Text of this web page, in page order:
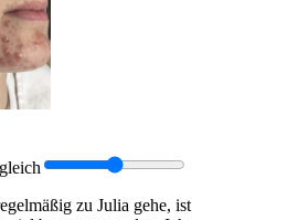
zu Julia gehe, ist